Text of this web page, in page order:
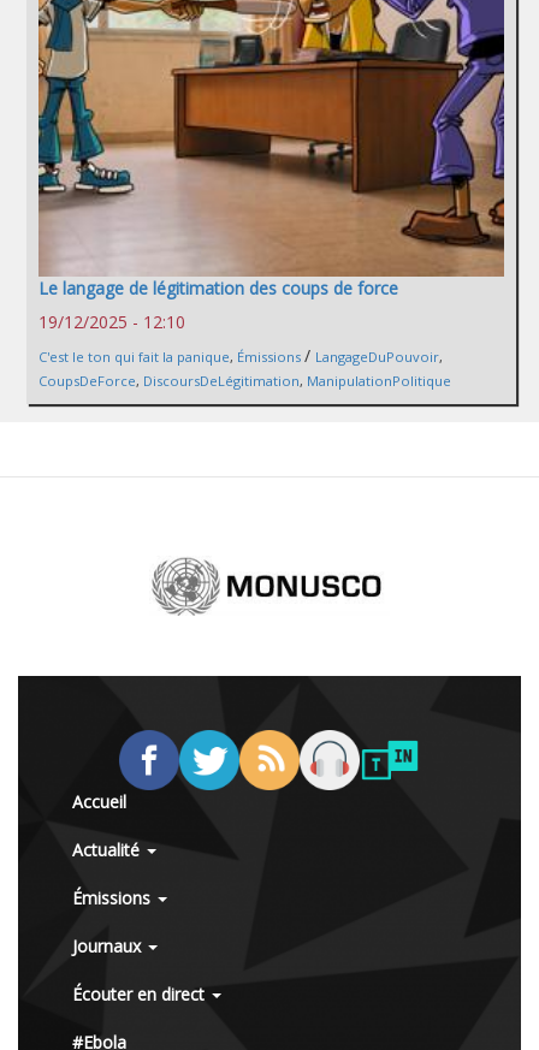
Le langage de légitimation des coups de force
19/12/2025 - 12:10
C'est le ton qui fait la panique, Émissions / LangageDuPouvoir,
CoupsDeForce, DiscoursDeLégitimation, ManipulationPolitique
Accueil
Actualité
Émissions
Journaux
Écouter en direct
#Ebola